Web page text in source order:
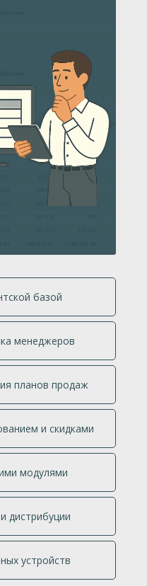
базой
менеджеров
планов продаж
и скидками
модулями
дистрибуции
устройств